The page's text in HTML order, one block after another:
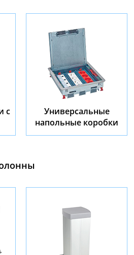
с
Универсальные
напольные коробки